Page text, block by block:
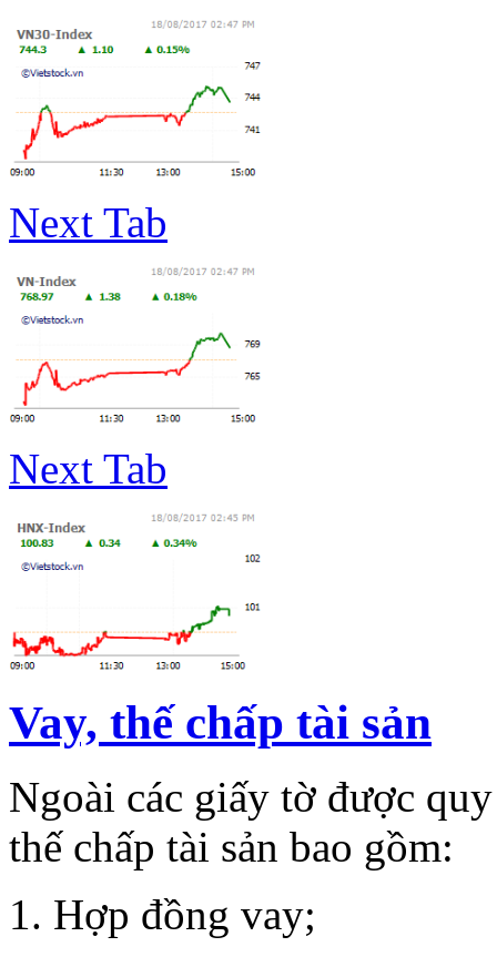
Next Tab
Next Tab
Vay, thế chấp tài sản
Ngoài các giấy tờ được
thế chấp tài sản bao gồm:
1. Hợp đồng vay;